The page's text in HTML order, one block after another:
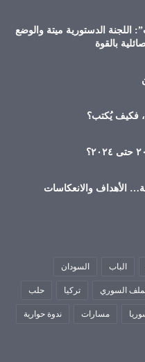
اللجنة الدستورية ميتة والوضع
بالقوة
فكيف يُكتب؟
الأهداف والانعكاسات
الباب السودان
السوري تركيا حلب
مسارات ندوة حوارية